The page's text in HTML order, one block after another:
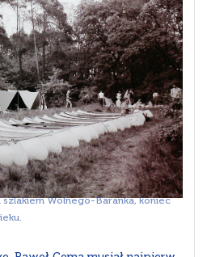
szlakiem Wolnego-Baranka, koniec